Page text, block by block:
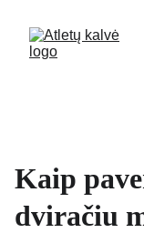
Kaip
dviračiu